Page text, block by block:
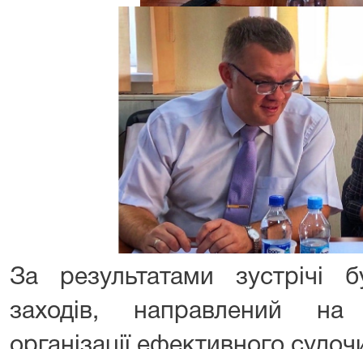
За результатами зустрічі
заходів, направлений на